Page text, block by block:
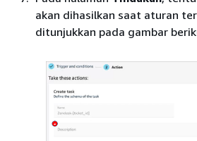
akan dihasilkan saat aturan
ditunjukkan pada gambar